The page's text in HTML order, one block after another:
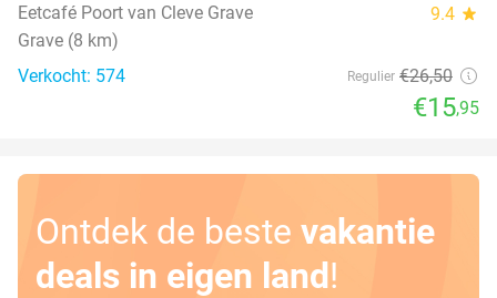
Eetcafé Poort van Cleve Grave 9.4 star
Grave (8 km)
Verkocht: 574
Regulier €26,50
€15,95
Ontdek de beste vakantie
deals in eigen land!